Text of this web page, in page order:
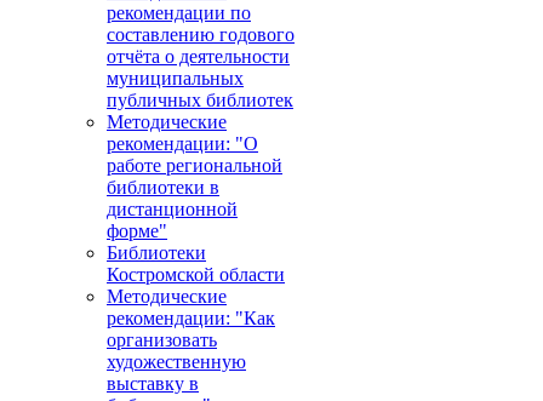
рекомендации по
составлению годового
отчёта о деятельности
муниципальных
публичных библиотек
Методические
рекомендации: "О
работе региональной
библиотеки в
дистанционной
форме"
Библиотеки
Костромской области
Методические
рекомендации: "Как
организовать
художественную
выставку в